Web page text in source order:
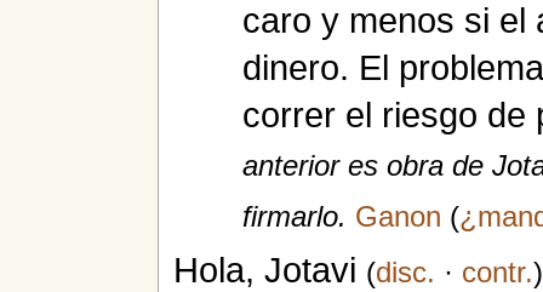
caro y menos si el
dinero. El
correr el riesgo de
anterior es obra de
firmarlo. Ganon (
Hola, Jotavi (disc. · contr.)